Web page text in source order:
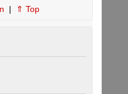
| ⇑ Top